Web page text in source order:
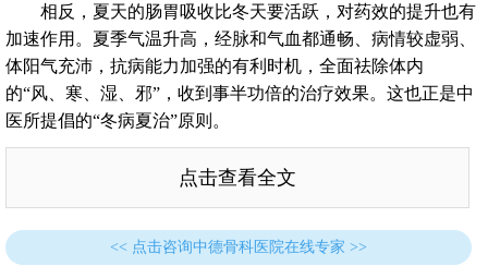
相反，夏天的肠胃吸收比冬天要活跃，对药效的提升也有
加速作用。夏季气温升高，经脉和气血都通畅、病情较虚弱、
体阳气充沛，抗病能力加强的有利时机，全面祛除体内
的“风、寒、湿、邪”，收到事半功倍的治疗效果。这也正是中
医所提倡的“冬病夏治”原则。
点击查看全文
<< 点击咨询中德骨科医院在线专家 >>